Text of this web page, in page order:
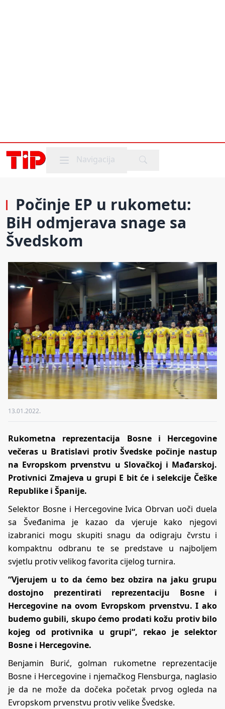
Mobile menu
Navigacija
Počinje EP u rukometu:
BiH odmjerava snage sa
Švedskom
13.01.2022.
Rukometna reprezentacija Bosne i Hercegovine
večeras u Bratislavi protiv Švedske počinje nastup
na Evropskom prvenstvu u Slovačkoj i Mađarskoj.
Protivnici Zmajeva u grupi E bit će i selekcije Češke
Republike i Španije.
Selektor Bosne i Hercegovine Ivica Obrvan uoči duela
sa Šveđanima je kazao da vjeruje kako njegovi
izabranici mogu skupiti snagu da odigraju čvrstu i
kompaktnu odbranu te se predstave u najboljem
svjetlu protiv velikog favorita cijelog turnira.
“Vjerujem u to da ćemo bez obzira na jaku grupu
dostojno prezentirati reprezentaciju Bosne i
Hercegovine na ovom Evropskom prvenstvu. I ako
budemo gubili, skupo ćemo prodati kožu protiv bilo
kojeg od protivnika u grupi“, rekao je selektor
Bosne i Hercegovine.
Benjamin Burić, golman rukometne reprezentacije
Bosne i Hercegovine i njemačkog Flensburga, naglasio
je da ne može da dočeka početak prvog ogleda na
Evropskom prvenstvu protiv velike Švedske.